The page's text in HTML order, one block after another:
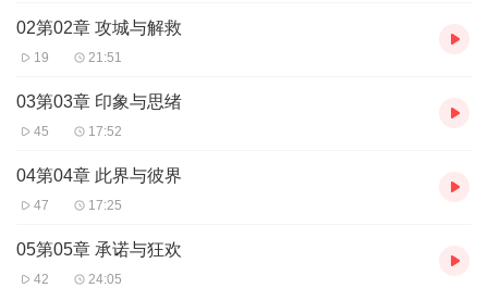
02第02章 攻城与解救
19 21:51
03第03章 印象与思绪
45 17:52
04第04章 此界与彼界
47 17:25
05第05章 承诺与狂欢
42 24:05